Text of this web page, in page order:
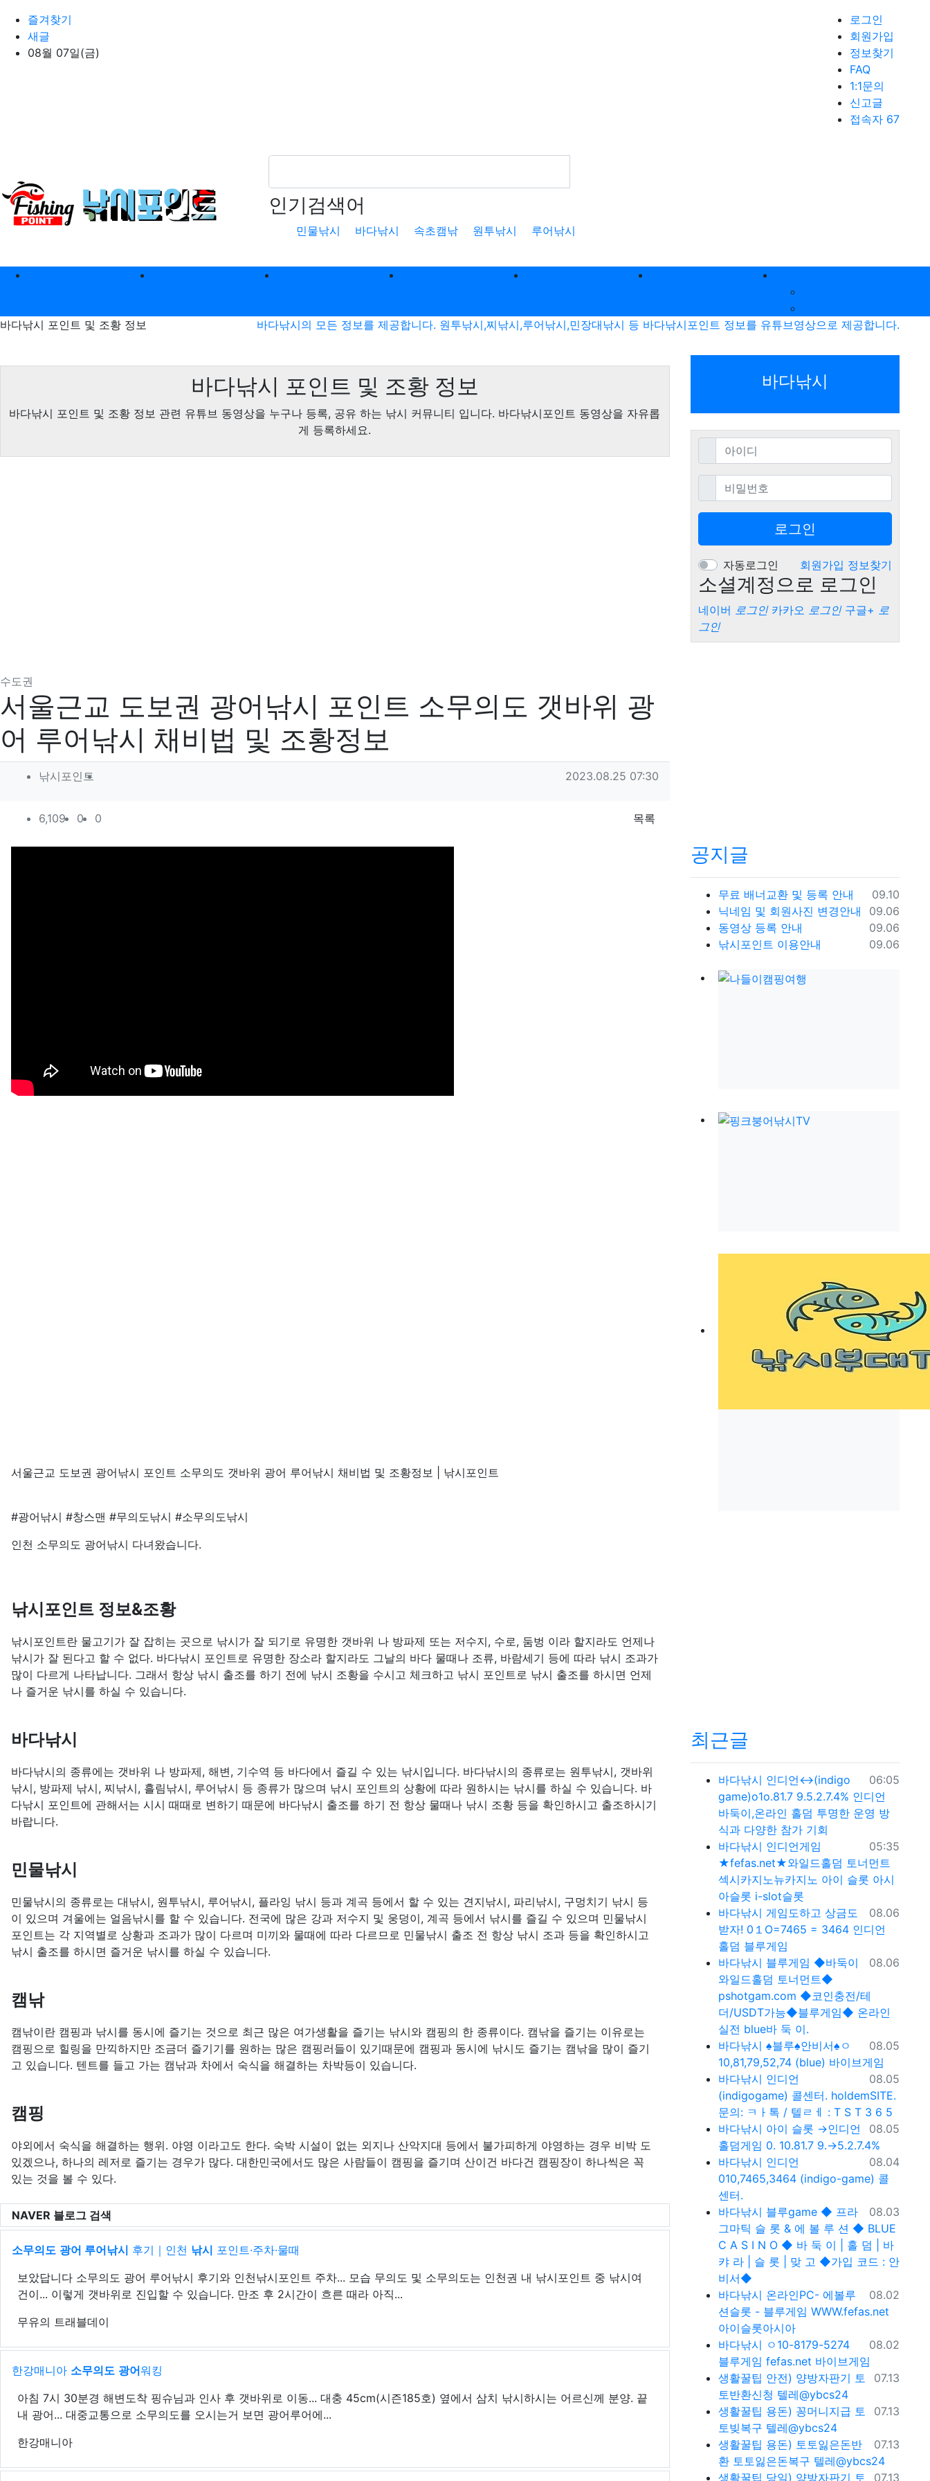
상단 네비
즐겨찾기
새글
08월 07일(금)
로그인
회원가입
정보찾기
FAQ
1:1문의
신고글
접속자 67
인기검색어
민물낚시 바다낚시 속초캠낚 원투낚시 루어낚시
메인 메뉴
바다낚시 포인트 및 조황 정보
바다낚시의 모든 정보를 제공합니다. 원투낚시,찌낚시,루어낚시,민장대낚시 등 바다낚시포인트 정보를 유튜브영상으로 제공합니다.
바다낚시 포인트 및 조황 정보
바다낚시 포인트 및 조황 정보 관련 유튜브 동영상을 누구나 등록, 공유 하는 낚시 커뮤니티 입니다. 바다낚시포인트 동영상을 자유롭
게 등록하세요.
수도권
서울근교 도보권 광어낚시 포인트 소무의도 갯바위 광
어 루어낚시 채비법 및 조황정보
작성자 정보
낚시포인트 작성일
2023.08.25 07:30
컨텐츠 정보
6,109조회
0추천
0 목록
서울근교 도보권 광어낚시 포인트 소무의도 갯바위 광어 루어낚시 채비법 및 조황정보 | 낚시포인트
#광어낚시 #창스맨 #무의도낚시 #소무의도낚시
인천 소무의도 광어낚시 다녀왔습니다.
낚시포인트 정보&조황
낚시포인트란 물고기가 잘 잡히는 곳으로 낚시가 잘 되기로 유명한 갯바위 나 방파제 또는 저수지, 수로, 둠벙 이라 할지라도 언제나
낚시가 잘 된다고 할 수 없다. 바다낚시 포인트로 유명한 장소라 할지라도 그날의 바다 물때나 조류, 바람세기 등에 따라 낚시 조과가
많이 다르게 나타납니다. 그래서 항상 낚시 출조를 하기 전에 낚시 조황을 수시고 체크하고 낚시 포인트로 낚시 출조를 하시면 언제
나 즐거운 낚시를 하실 수 있습니다.
바다낚시
바다낚시의 종류에는 갯바위 나 방파제, 해변, 기수역 등 바다에서 즐길 수 있는 낚시입니다. 바다낚시의 종류로는 원투낚시, 갯바위
낚시, 방파제 낚시, 찌낚시, 흘림낚시, 루어낚시 등 종류가 많으며 낚시 포인트의 상황에 따라 원하시는 낚시를 하실 수 있습니다. 바
다낚시 포인트에 관해서는 시시 때때로 변하기 때문에 바다낚시 출조를 하기 전 항상 물때나 낚시 조황 등을 확인하시고 출조하시기
바랍니다.
민물낚시
민물낚시의 종류로는 대낚시, 원투낚시, 루어낚시, 플라잉 낚시 등과 계곡 등에서 할 수 있는 견지낚시, 파리낚시, 구멍치기 낚시 등
이 있으며 겨울에는 얼음낚시를 할 수 있습니다. 전국에 많은 강과 저수지 및 웅덩이, 계곡 등에서 낚시를 즐길 수 있으며 민물낚시
포인트는 각 지역별로 상황과 조과가 많이 다르며 미끼와 물때에 따라 다르므로 민물낚시 출조 전 항상 낚시 조과 등을 확인하시고
낚시 출조를 하시면 즐거운 낚시를 하실 수 있습니다.
캠낚
캠낚이란 캠핑과 낚시를 동시에 즐기는 것으로 최근 많은 여가생활을 즐기는 낚시와 캠핑의 한 종류이다. 캠낚을 즐기는 이유로는
캠핑으로 힐링을 만끽하지만 조금더 즐기기를 원하는 많은 캠핑러들이 있기때문에 캠핑과 동시에 낚시도 즐기는 캠낚을 많이 즐기
고 있습니다. 텐트를 들고 가는 캠낚과 차에서 숙식을 해결하는 차박등이 있습니다.
캠핑
야외에서 숙식을 해결하는 행위. 야영 이라고도 한다. 숙박 시설이 없는 외지나 산악지대 등에서 불가피하게 야영하는 경우 비박 도
있겠으나, 하나의 레저로 즐기는 경우가 많다. 대한민국에서도 많은 사람들이 캠핑을 즐기며 산이건 바다건 캠핑장이 하나씩은 꼭
있는 것을 볼 수 있다.
NAVER 블로그 검색
소무의도 광어 루어낚시 후기｜인천 낚시 포인트·주차·물때
보았답니다 소무의도 광어 루어낚시 후기와 인천낚시포인트 주차... 모습 무의도 및 소무의도는 인천권 내 낚시포인트 중 낚시여
건이... 이렇게 갯바위로 진입할 수 있습니다. 만조 후 2시간이 흐른 때라 아직...
무유의 트래블데이
한강매니아 소무의도 광어워킹
아침 7시 30분경 해변도착 핑슈님과 인사 후 갯바위로 이동... 대충 45cm(시즌185호) 옆에서 삼치 낚시하시는 어르신께 분양. 끝
내 광어... 대중교통으로 소무의도를 오시는거 보면 광어루어에...
한강매니아
바다낚시
아이디필수
비밀번호필수
로그인
자동로그인 회원가입 정보찾기
소셜계정으로 로그인
네이버 로그인 카카오 로그인 구글+ 로
그인
공지글
등록일
09.10
무료 배너교환 및 등록 안내
등록일
09.06
닉네임 및 회원사진 변경안내
등록일
09.06
동영상 등록 안내
등록일
09.06
낚시포인트 이용안내
최근글
등록일
06:05
바다낚시 인디언↔(indigo
game)o1o.81.7 9.5.2.7.4% 인디언
바둑이,온라인 홀덤 투명한 운영 방
식과 다양한 참가 기회
등록일
05:35
바다낚시 인디언게임
★fefas.net★와일드홀덤 토너먼트
섹­시카­지노뉴카­지노 아이 슬롯 아시
아슬­롯 i-slot슬­롯
등록일
08.06
바다낚시 게임도하고 상금도
받자! 0１O=7465 = 3464 인디언
홀덤 블루게임
등록일
08.06
바다낚시 블루게임 ◆바둑이
와일드홀덤 토너먼트◆
pshotgam.com ◆코인충전/테
더/USDT가능◆블루게임◆ 온라인
실전 blue바 둑 이.
등록일
08.05
바다낚시 ♠블루♠안비서♠ㅇ
10,81,79,52,74 (blue) 바이브게임
등록일
08.05
바다낚시 인디언
(indigogame) 콜센터. holdemSITE.
문의: ㅋㅏ톡 / 텔ㄹㅔ : T S T 3 6 5
등록일
08.05
바다낚시 아이 슬롯 →인디언
홀덤게임 0. 10.81.7 9.→5.2.7.4%
등록일
08.04
바다낚시 인디언
010,7465,3464 (indigo-game) 콜
센터.
등록일
08.03
바다낚시 블루game ◆ 프라
그마틱 슬 롯 & 에 볼 루 션 ◆ BLUE
C A S I N O ◆ 바 둑 이 | 홀 덤 | 바
캬 라 | 슬 롯 | 맞 고 ◆가입 코드 : 안
비서◆
등록일
08.02
바다낚시 온라인PC- 에볼루
션슬롯 - 블루게임 WWW.fefas.net
아이슬롯아시아
등록일
08.02
바다낚시 ㅇ10-8179-5274
블루게임 fefas.net 바이브게임
등록일
07.13
생활꿀팁 안전) 양방자판기 토
토반환신청 텔레@ybcs24
등록일
07.13
생활꿀팁 용돈) 꽁머니지급 토
토빚복구 텔레@ybcs24
등록일
07.13
생활꿀팁 용돈) 토토잃은돈반
환 토토잃은돈복구 텔레@ybcs24
등록일
07.13
생활꿀팁 당일) 양방자판기 토